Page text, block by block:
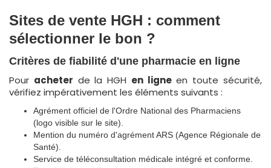
Sites de vente HGH : comment
sélectionner le bon ?
Critères de fiabilité d'une pharmacie en ligne
Pour acheter de la HGH en ligneen toute sécurité,
vérifiez impérativement les éléments suivants :
Agrément officiel de l'Ordre National des Pharmaciens
(logo visible sur le site).
Mention du numéro d'agrément ARS (Agence Régionale de
Santé).
Service de téléconsultation médicale intégré et conforme.